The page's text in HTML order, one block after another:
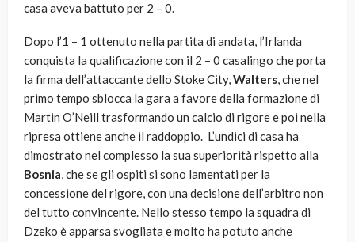
casa aveva battuto per 2 – 0.
Dopo l’1 – 1 ottenuto nella partita di andata, l’Irlanda
conquista la qualificazione con il 2 – 0 casalingo che porta
la firma dell’attaccante dello Stoke City,Walters, che nel
primo tempo sblocca la gara a favore della formazione di
Martin O’Neill trasformando un calcio di rigore e poi nella
ripresa ottiene anche il raddoppio. L’undici di casa ha
dimostrato nel complesso la sua superiorità rispetto alla
Bosnia, che se gli ospiti si sono lamentati per la
concessione del rigore, con una decisione dell’arbitro non
del tutto convincente. Nello stesso tempo la squadra di
Dzeko è apparsa svogliata e molto ha potuto anche